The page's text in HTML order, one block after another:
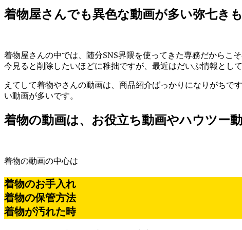
着物屋さんでも異色な動画が多い弥七き
着物屋さんの中では、随分SNS界隈を使ってきた専務だからこ
今見ると削除したいほどに稚拙ですが、最近はだいぶ情報とし
えてして着物やさんの動画は、商品紹介ばっかりになりがちで
い動画が多いです。
着物の動画は、お役立ち動画やハウツー
着物の動画の中心は
着物のお手入れ
着物の保管方法
着物が汚れた時